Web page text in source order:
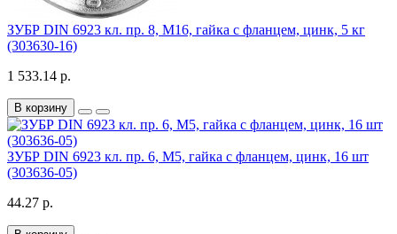
ЗУБР DIN 6923 кл. пр. 8, M16, гайка с фланцем, цинк, 5 кг
(303630-16)
1 533.14 р.
В корзину
ЗУБР DIN 6923 кл. пр. 6, M5, гайка с фланцем, цинк, 16 шт
(303636-05)
44.27 р.